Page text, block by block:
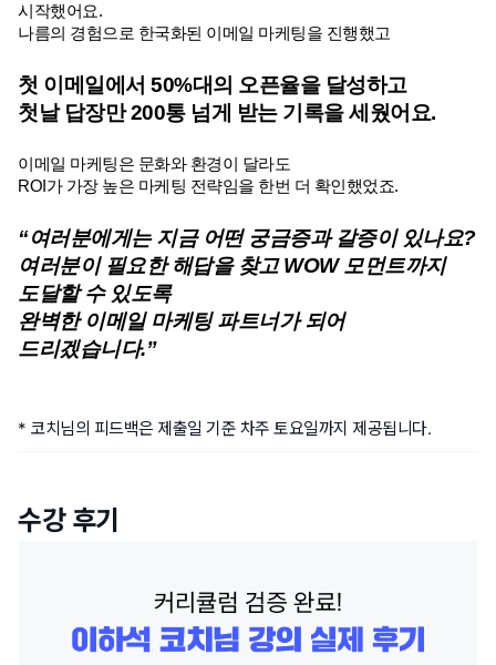
시작했어요.
나름의 경험으로 한국화된 이메일 마케팅을 진행했고
첫 이메일에서 50%대의 오픈율을 달성하고
첫날 답장만 200통 넘게 받는 기록을 세웠어요.
이메일 마케팅은 문화와 환경이 달라도
ROI가 가장 높은 마케팅 전략임을 한번 더 확인했었죠.
“여러분에게는 지금 어떤 궁금증과 갈증이 있나요?
여러분이 필요한 해답을 찾고 WOW 모먼트까지
도달할 수 있도록
완벽한 이메일 마케팅 파트너가 되어
드리겠습니다.”
* 코치님의 피드백은 제출일 기준 차주 토요일까지 제공됩니다.
수강 후기